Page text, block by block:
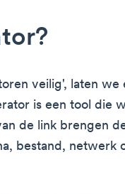
veilig', laten we
is een tool die
de link brengen
bestand, netwerk